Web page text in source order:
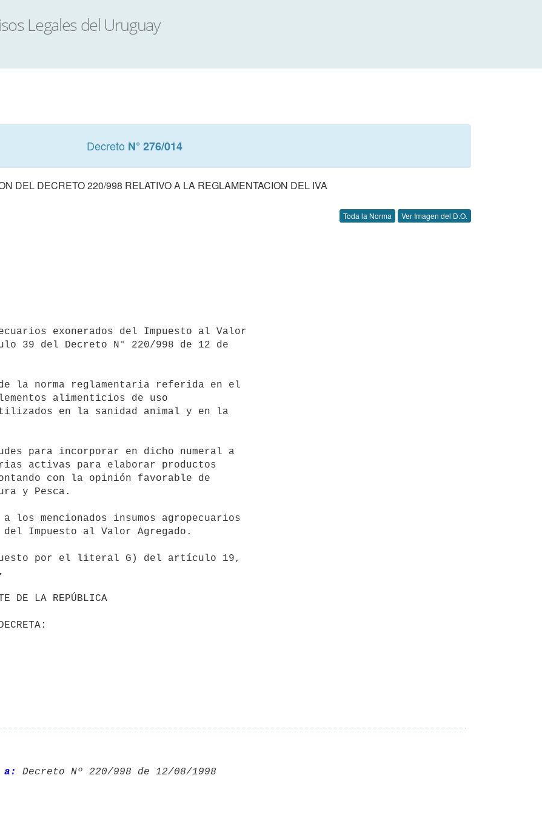
Decreto N° 276/014
DEL DECRETO 220/998 RELATIVO A LA REGLAMENTACION DEL IVA
Toda la Norma Ver Imagen del D.O.
exonerados del Impuesto al Valor
39 del Decreto N° 220/998 de 12 de
de la norma reglamentaria referida en el
alimenticios de uso
en la sanidad animal y en la
para incorporar en dicho numeral a
activas para elaborar productos
con la opinión favorable de
y Pesca.
a los mencionados insumos agropecuarios
Impuesto al Valor Agregado.
por el literal G) del artículo 19,
a:
Decreto Nº 220/998 de 12/08/1998